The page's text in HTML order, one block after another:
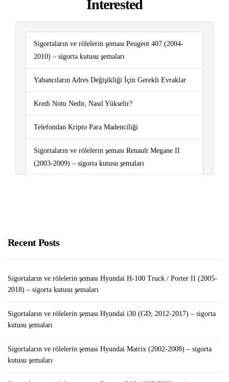
Interested
Sigortaların ve rölelerin şeması Peugeot 407 (2004-
2010) – sigorta kutusu şemaları
Yabancıların Adres Değişikliği İçin Gerekli Evraklar
Kredi Notu Nedir, Nasıl Yükselir?
Telefondan Kripto Para Madenciliği
Sigortaların ve rölelerin şeması Renault Megane II
(2003-2009) – sigorta kutusu şemaları
Recent Posts
Sigortaların ve rölelerin şeması Hyundai H-100 Truck / Porter II (2005-
2018) – sigorta kutusu şemaları
Sigortaların ve rölelerin şeması Hyundai i30 (GD; 2012-2017) – sigorta
kutusu şemaları
Sigortaların ve rölelerin şeması Hyundai Matrix (2002-2008) – sigorta
kutusu şemaları